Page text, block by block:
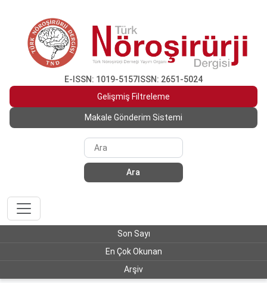
E-ISSN: 1019-5157 ISSN: 2651-5024
Gelişmiş Filtreleme
Makale Gönderim Sistemi
Ara
Son Sayı
En Çok Okunan
Arşiv